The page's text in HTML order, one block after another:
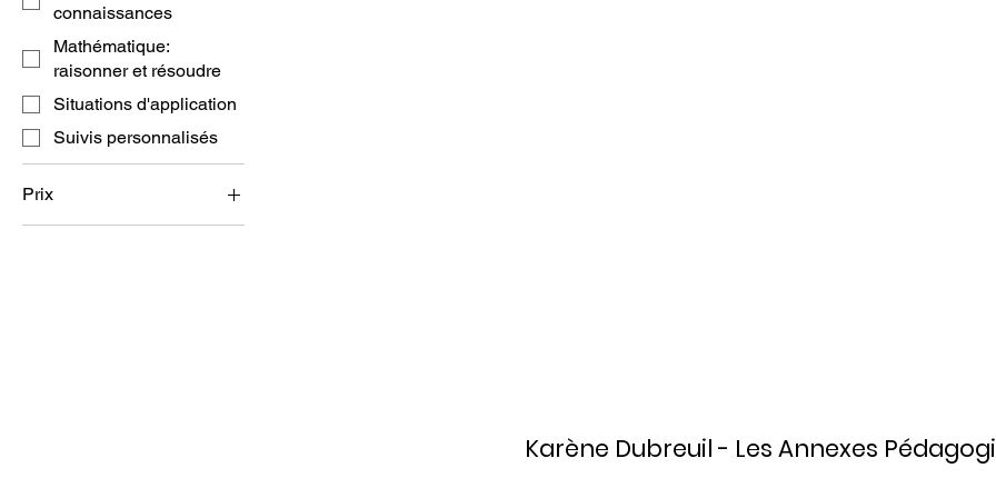
connaissances
Mathématique:
raisonner et résoudre
Situations d'application
Suivis personnalisés
Prix
Karène Dubreuil - Les Annexes